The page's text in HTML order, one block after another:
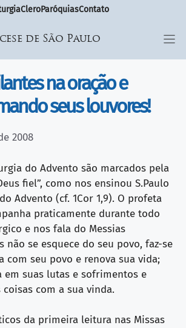
CleroParóquiasContato
de São Paulo
na oração e
seus louvores!
2008
do Advento são marcados pela
fiel”, como nos ensinou S.Paulo
Advento (cf. 1Cor 1,9). O profeta
praticamente durante todo
e nos fala do Messias
não se esquece do seu povo, faz-se
com seu povo e renova sua vida;
em suas lutas e sofrimentos e
com a sua vinda.
da primeira leitura nas Missas